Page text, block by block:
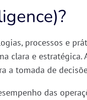
processos e
clara e
a tomada de
das